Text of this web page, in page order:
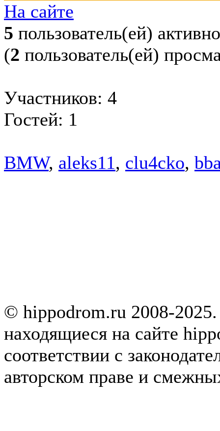
На сайте
5 пользователь(ей) активно
(2 пользователь(ей)
Участников: 4
Гостей: 1
BMW, aleks11, clu4cko,
© hippodrom.ru 2008-
находящиеся на сайте
соответствии с
авторском праве и